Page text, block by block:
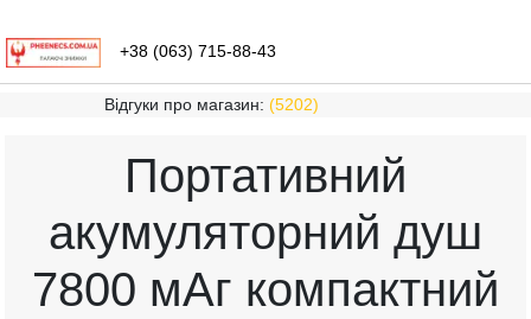
+38 (063) 715-88-43
Відгуки про магазин: (5202)
Портативний
акумуляторний душ
7800 мАг компактний